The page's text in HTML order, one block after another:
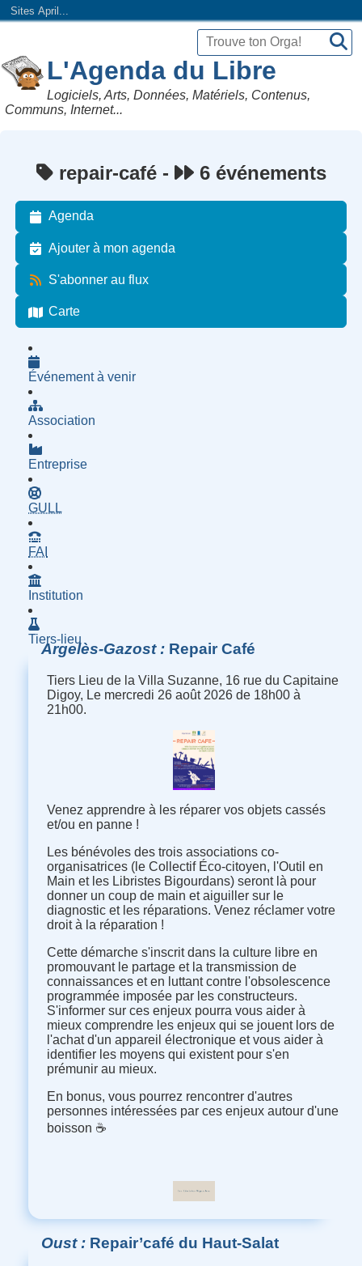
Sites April...
L'Agenda du Libre
Logiciels, Arts, Données, Matériels, Contenus,
Communs, Internet...
repair-café - 6 événements
Agenda
Ajouter à mon agenda
S'abonner au flux
Carte
Événement à venir
Association
Entreprise
GULL
FAI
Institution
Tiers-lieu
Argelès-Gazost Repair Café
Tiers Lieu de la Villa Suzanne, 16 rue du Capitaine
Digoy, Le mercredi 26 août 2026 de 18h00 à
21h00.
Venez apprendre à les réparer vos objets cassés
et/ou en panne !
Les bénévoles des trois associations co-
organisatrices (le Collectif Éco-citoyen, l'Outil en
Main et les Libristes Bigourdans) seront là pour
donner un coup de main et aiguiller sur le
diagnostic et les réparations. Venez réclamer votre
droit à la réparation !
Cette démarche s'inscrit dans la culture libre en
promouvant le partage et la transmission de
connaissances et en luttant contre l'obsolescence
programmée imposée par les constructeurs.
S'informer sur ces enjeux pourra vous aider à
mieux comprendre les enjeux qui se jouent lors de
l'achat d'un appareil électronique et vous aider à
identifier les moyens qui existent pour s'en
prémunir au mieux.
En bonus, vous pourrez rencontrer d'autres
personnes intéressées par ces enjeux autour d'une
boisson ☕
Oust Repair’café du Haut-Salat